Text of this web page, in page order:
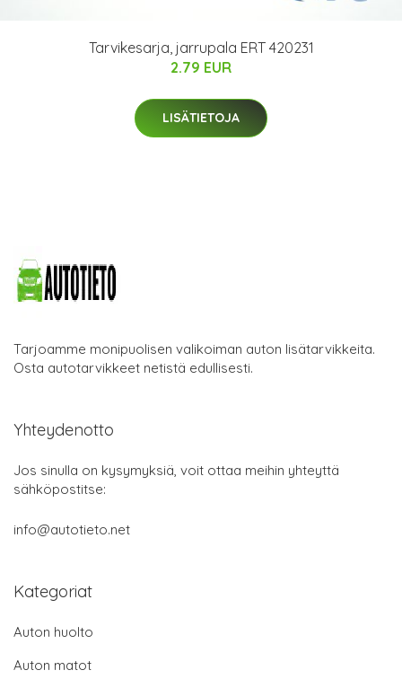
Tarvikesarja, jarrupala ERT 420231
2.79 EUR
LISÄTIETOJA
Tarjoamme monipuolisen valikoiman auton lisätarvikkeita.
Osta autotarvikkeet netistä edullisesti.
Yhteydenotto
Jos sinulla on kysymyksiä, voit ottaa meihin yhteyttä
sähköpostitse:
info@autotieto.net
Kategoriat
Auton huolto
Auton matot